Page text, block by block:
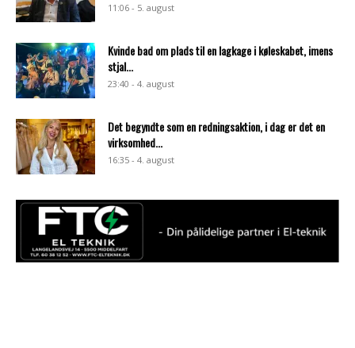
11:06 - 5. august
Kvinde bad om plads til en lagkage i køleskabet, imens
stjal...
23:40 - 4. august
Det begyndte som en redningsaktion, i dag er det en
virksomhed...
16:35 - 4. august